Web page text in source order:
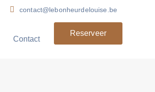
contact@lebonheurdelouise.be
Contact
Reserveer